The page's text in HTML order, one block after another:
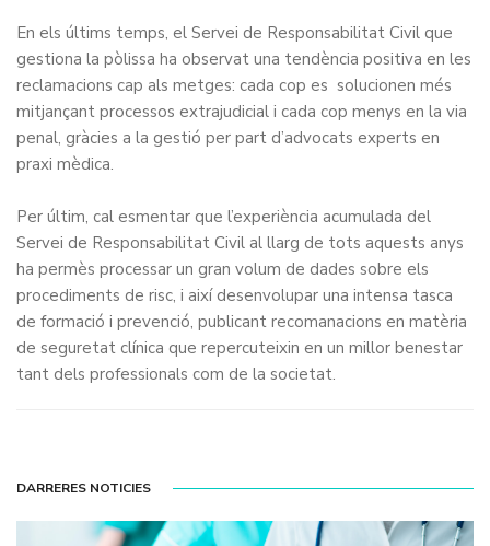
En els últims temps, el Servei de Responsabilitat Civil que
gestiona la pòlissa ha observat una tendència positiva en les
reclamacions cap als metges: cada cop es solucionen més
mitjançant processos extrajudicial i cada cop menys en la via
penal, gràcies a la gestió per part d’advocats experts en
praxi mèdica.
Per últim, cal esmentar que l’experiència acumulada del
Servei de Responsabilitat Civil al llarg de tots aquests anys
ha permès processar un gran volum de dades sobre els
procediments de risc, i així desenvolupar una intensa tasca
de formació i prevenció, publicant recomanacions en matèria
de seguretat clínica que repercuteixin en un millor benestar
tant dels professionals com de la societat.
DARRERES NOTICIES